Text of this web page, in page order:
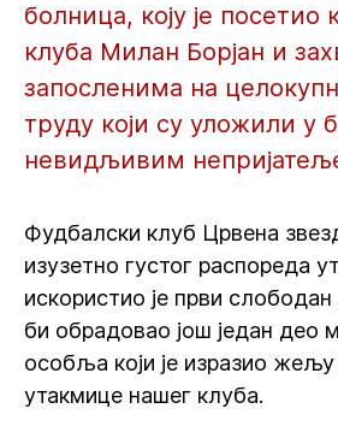
болница, коју је посетио
клуба Милан Борјан и
запосленима на
труду који су уложили у
невидљивим
Фудбалски клуб Црвена
изузетно густог распореда
искористио је први слободан
би обрадовао још један део
особља који је изразио
утакмице нашег клуба.